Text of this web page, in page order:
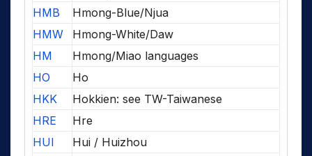
HMB
Hmong-Blue/Njua
HMW
Hmong-White/Daw
HM
Hmong/Miao languages
HO
Ho
HKK
Hokkien: see TW-Taiwanese
HRE
Hre
HUI
Hui / Huizhou